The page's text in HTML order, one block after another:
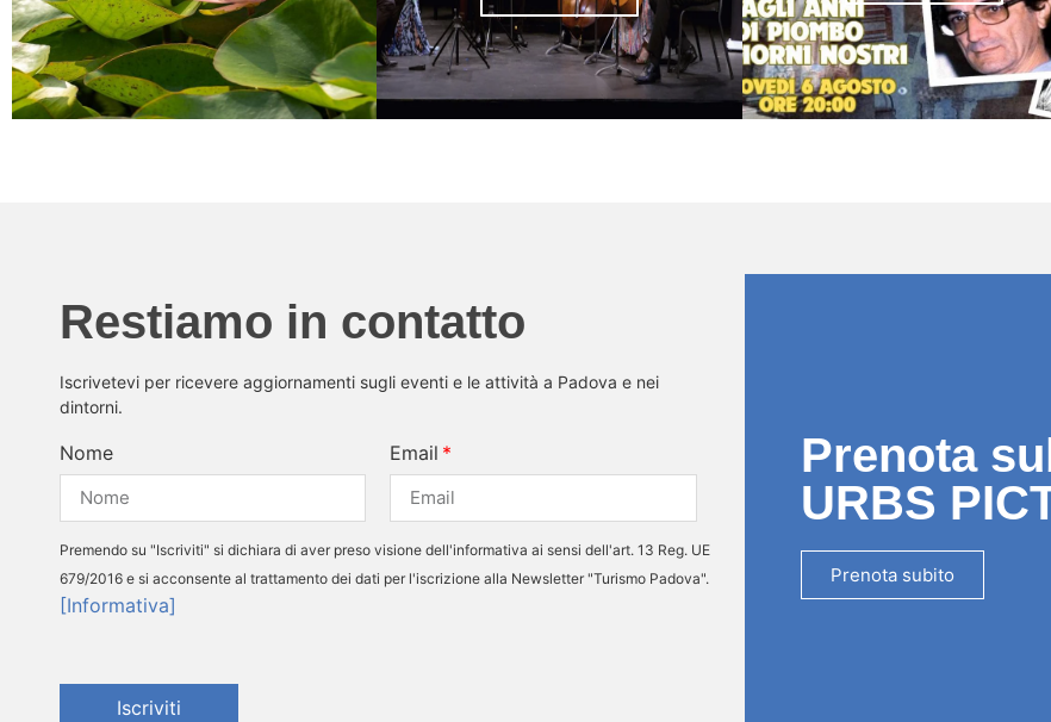
Restiamo in contatto
Iscrivetevi per ricevere aggiornamenti sugli eventi e le attività a Padova e nei
dintorni.
Nome Email
Premendo su "Iscriviti" si dichiara di aver preso visione dell'informativa ai sensi dell'art. 13 Reg. UE
679/2016 e si acconsente al trattamento dei dati per l'iscrizione alla Newsletter "Turismo Padova".
[Informativa]
Iscriviti
Prenota
URBS
Prenota subito